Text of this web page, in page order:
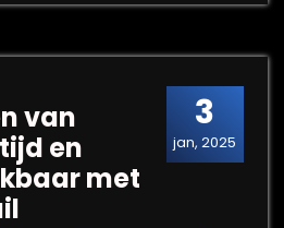
3
jan, 2025
van
en
met